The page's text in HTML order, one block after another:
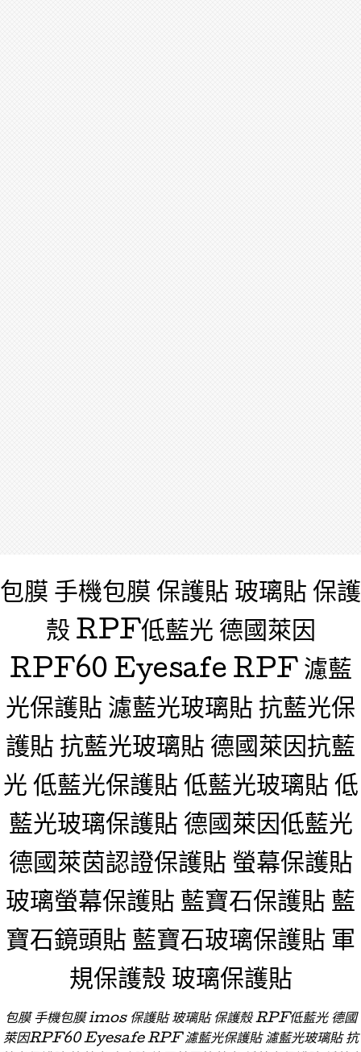
包膜 手機包膜 保護貼 玻璃貼 保護
殼 RPF低藍光 德國萊因
RPF60 Eyesafe RPF 濾藍
光保護貼 濾藍光玻璃貼 抗藍光保
護貼 抗藍光玻璃貼 德國萊因抗藍
光 低藍光保護貼 低藍光玻璃貼 低
藍光玻璃保護貼 德國萊因低藍光
德國萊茵認證保護貼 螢幕保護貼
玻璃螢幕保護貼 藍寶石保護貼 藍
寶石鏡頭貼 藍寶石玻璃保護貼 軍
規保護殼 玻璃保護貼
包膜 手機包膜 imos 保護貼 玻璃貼 保護殼 RPF低藍光 德國
萊因RPF60 Eyesafe RPF 濾藍光保護貼 濾藍光玻璃貼 抗